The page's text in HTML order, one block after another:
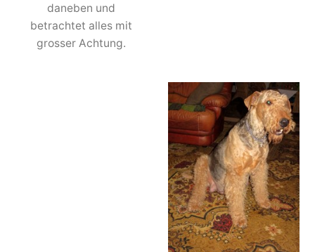
daneben und
betrachtet alles mit
grosser Achtung.